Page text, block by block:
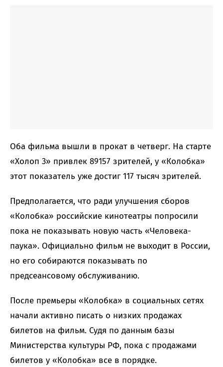
Оба фильма вышли в прокат в четверг. На старте
«Холоп 3» привлек 89157 зрителей, у «Колобка»
этот показатель уже достиг 117 тысяч зрителей.
Предполагается, что ради улучшения сборов
«Колобка» российские кинотеатры попросили
пока не показывать новую часть «Человека-
паука». Официально фильм не выходит в России,
но его собираются показывать по
предсеансовому обслуживанию.
После премьеры «Колобка» в социальных сетях
начали активно писать о низких продажах
билетов на фильм. Судя по данным базы
Министерства культуры РФ, пока с продажами
билетов у «Колобка» все в порядке.